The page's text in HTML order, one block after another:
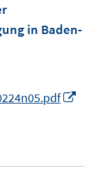
in Baden-
u